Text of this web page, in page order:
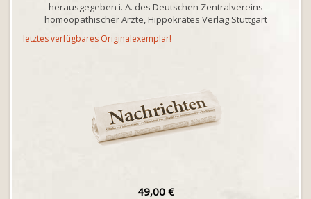
herausgegeben i. A. des Deutschen Zentralvereins
homöopathischer Ärzte, Hippokrates Verlag Stuttgart
letztes verfügbares Originalexemplar!
49,00 €